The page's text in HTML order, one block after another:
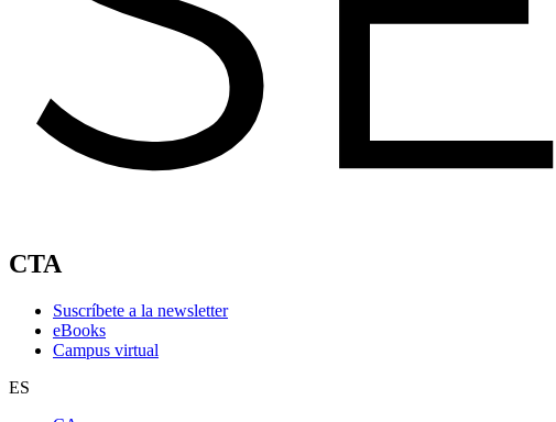
CTA
Suscríbete a la newsletter
eBooks
Campus virtual
ES